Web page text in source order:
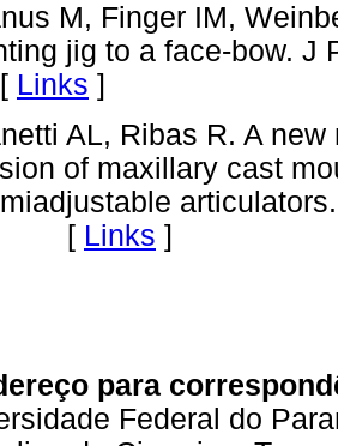
M, Finger IM,
jig to a face-bow. J
Links ]
AL, Ribas R. A
of maxillary cast
[ Links ]
para
Federal do